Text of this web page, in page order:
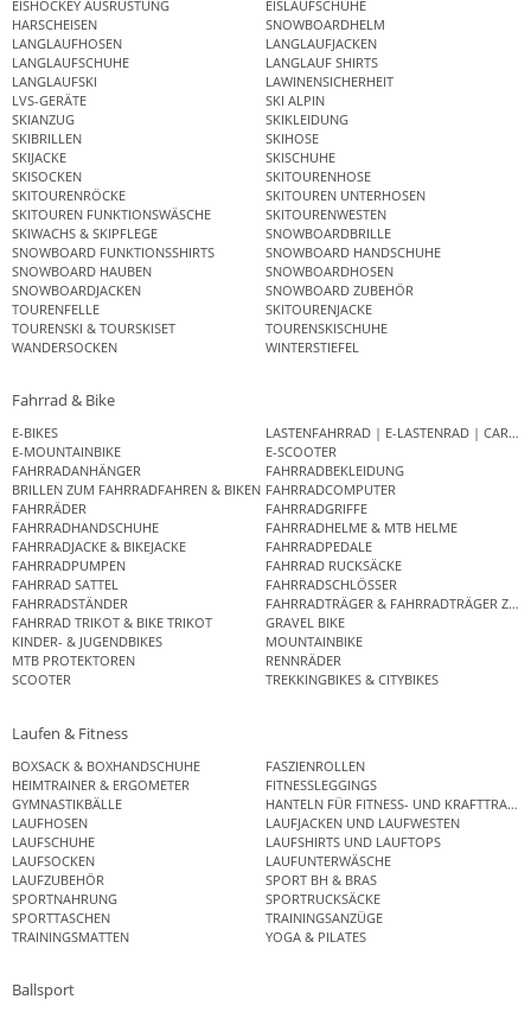
EISHOCKEY AUSRÜSTUNG
EISLAUFSCHUHE
HARSCHEISEN
SNOWBOARDHELM
LANGLAUFHOSEN
LANGLAUFJACKEN
LANGLAUFSCHUHE
LANGLAUF SHIRTS
LANGLAUFSKI
LAWINENSICHERHEIT
LVS-GERÄTE
SKI ALPIN
SKIANZUG
SKIKLEIDUNG
SKIBRILLEN
SKIHOSE
SKIJACKE
SKISCHUHE
SKISOCKEN
SKITOURENHOSE
SKITOURENRÖCKE
SKITOUREN UNTERHOSEN
SKITOUREN FUNKTIONSWÄSCHE
SKITOURENWESTEN
SKIWACHS & SKIPFLEGE
SNOWBOARDBRILLE
SNOWBOARD FUNKTIONSSHIRTS
SNOWBOARD HANDSCHUHE
SNOWBOARD HAUBEN
SNOWBOARDHOSEN
SNOWBOARDJACKEN
SNOWBOARD ZUBEHÖR
TOURENFELLE
SKITOURENJACKE
TOURENSKI & TOURSKISET
TOURENSKISCHUHE
WANDERSOCKEN
WINTERSTIEFEL
Fahrrad & Bike
E-BIKES
LASTENFAHRRAD | E-LASTENRAD |
E-MOUNTAINBIKE
E-SCOOTER
FAHRRADANHÄNGER
FAHRRADBEKLEIDUNG
BRILLEN ZUM FAHRRADFAHREN & BIKEN FAHRRADCOMPUTER
FAHRRÄDER
FAHRRADGRIFFE
FAHRRADHANDSCHUHE
FAHRRADHELME & MTB HELME
FAHRRADJACKE & BIKEJACKE
FAHRRADPEDALE
FAHRRADPUMPEN
FAHRRAD RUCKSÄCKE
FAHRRAD SATTEL
FAHRRADSCHLÖSSER
FAHRRADSTÄNDER
FAHRRADTRÄGER & FAHRRADTRÄGER
FAHRRAD TRIKOT & BIKE TRIKOT
GRAVEL BIKE
KINDER- & JUGENDBIKES
MOUNTAINBIKE
MTB PROTEKTOREN
RENNRÄDER
SCOOTER
TREKKINGBIKES & CITYBIKES
Laufen & Fitness
BOXSACK & BOXHANDSCHUHE
FASZIENROLLEN
HEIMTRAINER & ERGOMETER
FITNESSLEGGINGS
GYMNASTIKBÄLLE
HANTELN FÜR FITNESS- UND
LAUFHOSEN
LAUFJACKEN UND LAUFWESTEN
LAUFSCHUHE
LAUFSHIRTS UND LAUFTOPS
LAUFSOCKEN
LAUFUNTERWÄSCHE
LAUFZUBEHÖR
SPORT BH & BRAS
SPORTNAHRUNG
SPORTRUCKSÄCKE
SPORTTASCHEN
TRAININGSANZÜGE
TRAININGSMATTEN
YOGA & PILATES
Ballsport